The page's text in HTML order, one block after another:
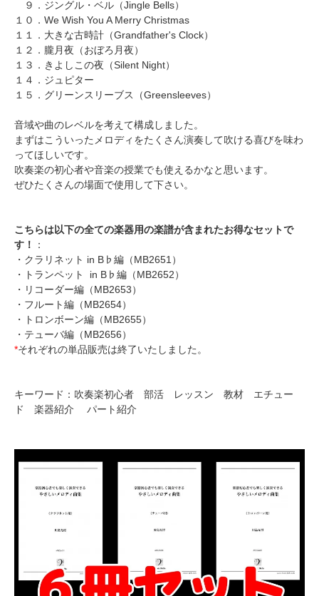
９． ジングル・ベル（Jingle Bells）
１０． We Wish You A Merry Christmas
１１． 大きな古時計（Grandfather's Clock）
１２． 朧月夜（おぼろ月夜）
１３． きよしこの夜（Silent Night）
１４． ジュピター
１５． グリーンスリーブス（Greensleeves）
音域や曲のレベルを考えて構成しました。
まずはこういったメロディをたくさん演奏して吹ける喜びを味わ
ってほしいです。
吹奏楽の初心者や音楽の授業でも使えるかなと思います。
ぜひたくさんの場面で使用して下さい。
こちらは以下の全ての楽器用の楽譜が含まれたお得なセットで
す！
：
・ クラリネット in B♭編（MB2651）
・
トランペット in B♭編（MB2652）
・ リコーダー編（MB2653）
・ フルート編（MB2654）
・
トロンボーン編（MB2655）
・ テューバ編（MB2656）
*それぞれの単品販売は終了いたしました。
キーワード：吹奏楽初心者 部活 レッスン 教材 エチュー
ド 楽器紹介 パート紹介